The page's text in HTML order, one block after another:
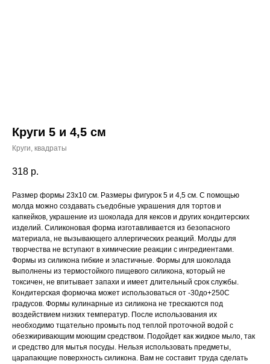
Круги 5 и 4,5 см
Круги, квадраты
318 р.
Размер формы 23x10 cм. Размеры фигурок 5 и 4,5 см. С помощью
молда можно создавать съедобные украшения для тортов и
капкейков, украшение из шоколада для кексов и других кондитерских
изделий. Силиконовая форма изготавливается из безопасного
материала, не вызывающего аллергических реакций. Молды для
творчества не вступают в химические реакции с ингредиентами.
Формы из силикона гибкие и эластичные. Формы для шоколада
выполнены из термостойкого пищевого силикона, который не
токсичен, не впитывает запахи и имеет длительный срок службы.
Кондитерская формочка может использоваться от -30до+250С
градусов. Формы кулинарные из силикона не трескаются под
воздействием низких температур. После использования их
необходимо тщательно промыть под теплой проточной водой с
обезжиривающим моющим средством. Подойдет как жидкое мыло, так
и средство для мытья посуды. Нельзя использовать предметы,
царапающие поверхность силикона. Вам не составит труда сделать